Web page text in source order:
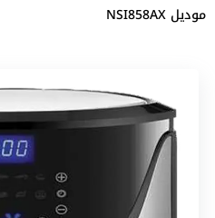
موديل NSI858AX